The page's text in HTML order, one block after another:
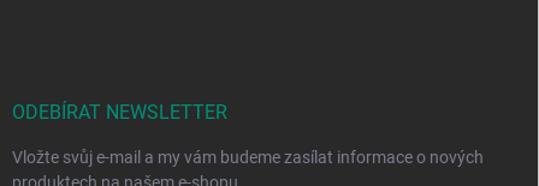
ODEBÍRAT NEWSLETTER
Vložte svůj e-mail a my vám budeme zasílat informace o nových